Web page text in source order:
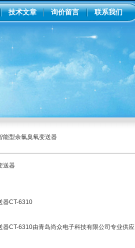
技术文章 询价留言 联系我们
能型余氯臭氧变送器
送器
器CT-6310
器CT-6310由青岛尚众电子科技有限公司专业供应